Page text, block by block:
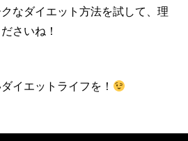
なダイエット方法を試して、理
さいね！
イエットライフを！